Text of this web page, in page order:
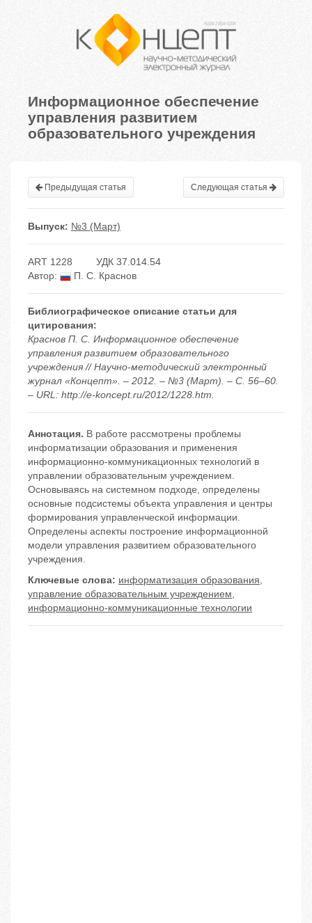
Информационное обеспечение
управления развитием
образовательного учреждения
Предыдущая статья Следующая статья
Выпуск: №3 (Март)
ART 1228
УДК 37.014.54
Автор:
П. С. Краснов
Библиографическое описание статьи для
цитирования:
Краснов П. С. Информационное обеспечение
управления развитием образовательного
учреждения // Научно-методический электронный
журнал «Концепт». – 2012. – №3 (Март). – С. 56–60.
– URL: http://e-koncept.ru/2012/1228.htm.
Аннотация. В работе рассмотрены проблемы
информатизации образования и применения
информационно-коммуникационных технологий в
управлении образовательным учреждением.
Основываясь на системном подходе, определены
основные подсистемы объекта управления и центры
формирования управленческой информации.
Определены аспекты построение информационной
модели управления развитием образовательного
учреждения.
Ключевые слова: информатизация образования,
управление образовательным учреждением,
информационно-коммуникационные технологии